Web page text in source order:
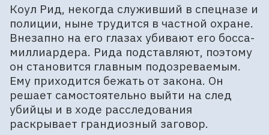
Коул Рид, некогда служивший в спецназе и
полиции, ныне трудится в частной охране.
Внезапно на его глазах убивают его босса-
миллиардера. Рида подставляют, поэтому
он становится главным подозреваемым.
Ему приходится бежать от закона. Он
решает самостоятельно выйти на след
убийцы и в ходе расследования
раскрывает грандиозный заговор.